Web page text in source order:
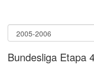
Bundesliga Etapa